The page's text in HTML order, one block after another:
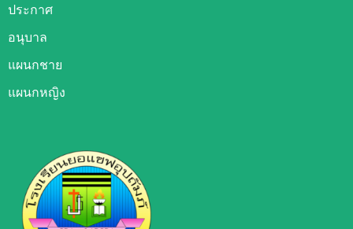
ประกาศ
อนุบาล
แผนกชาย
แผนกหญิง